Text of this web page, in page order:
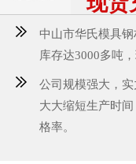
中山市华氏模具
库存达3000多吨
公司规模强大，
大大缩短生产时
格率。